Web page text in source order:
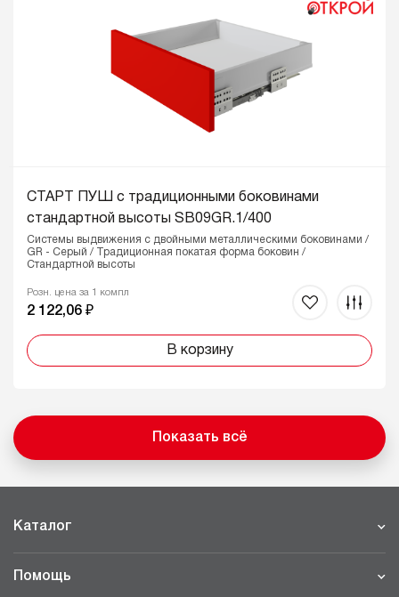
СТАРТ ПУШ с традиционными боковинами
стандартной высоты SB09GR.1/400
Системы выдвижения с двойными металлическими боковинами /
GR - Серый / Традиционная покатая форма боковин /
Стандартной высоты
Розн. цена за 1 компл
2 122,06 ₽
В корзину
Показать всё
Каталог
Помощь